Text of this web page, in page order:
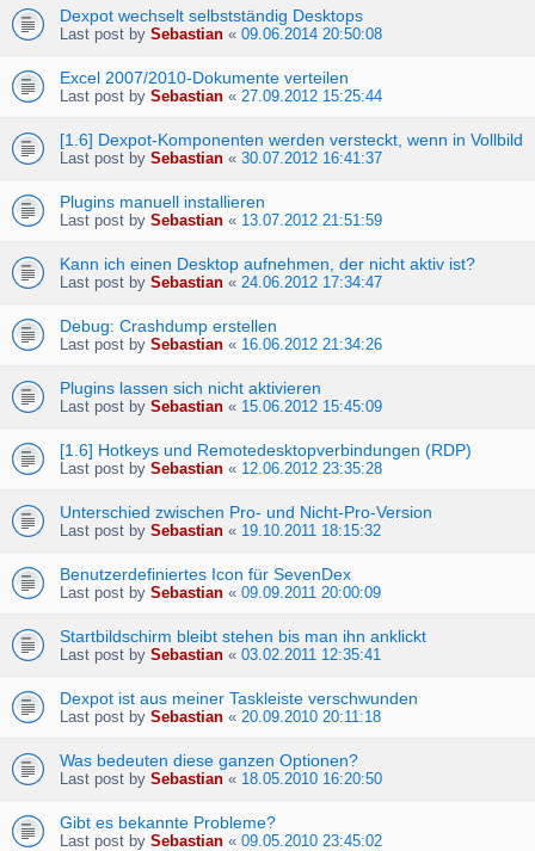
Dexpot wechselt selbstständig Desktops
Last post by Sebastian « 09.06.2014 20:50:08
Excel 2007/2010-Dokumente verteilen
Last post by Sebastian « 27.09.2012 15:25:44
[1.6] Dexpot-Komponenten werden versteckt, wenn in Vollbild
Last post by Sebastian « 30.07.2012 16:41:37
Plugins manuell installieren
Last post by Sebastian « 13.07.2012 21:51:59
Kann ich einen Desktop aufnehmen, der nicht aktiv ist?
Last post by Sebastian « 24.06.2012 17:34:47
Debug: Crashdump erstellen
Last post by Sebastian « 16.06.2012 21:34:26
Plugins lassen sich nicht aktivieren
Last post by Sebastian « 15.06.2012 15:45:09
[1.6] Hotkeys und Remotedesktopverbindungen (RDP)
Last post by Sebastian « 12.06.2012 23:35:28
Unterschied zwischen Pro- und Nicht-Pro-Version
Last post by Sebastian « 19.10.2011 18:15:32
Benutzerdefiniertes Icon für SevenDex
Last post by Sebastian « 09.09.2011 20:00:09
Startbildschirm bleibt stehen bis man ihn anklickt
Last post by Sebastian « 03.02.2011 12:35:41
Dexpot ist aus meiner Taskleiste verschwunden
Last post by Sebastian « 20.09.2010 20:11:18
Was bedeuten diese ganzen Optionen?
Last post by Sebastian « 18.05.2010 16:20:50
Gibt es bekannte Probleme?
Last post by Sebastian « 09.05.2010 23:45:02